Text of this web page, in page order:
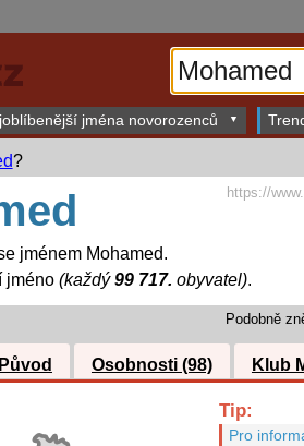
jména novorozenců
?
jménem Mohamed.
jméno (každý99 717. obyvatel).
https://
Podobně
Původ Osobnosti (98) Klub
Tip:
Pro